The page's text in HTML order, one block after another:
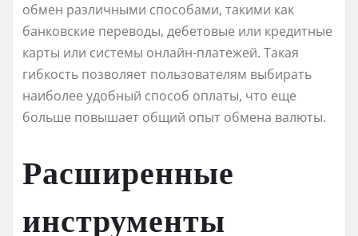
обмен различными способами, такими как
банковские переводы, дебетовые или кредитные
карты или системы онлайн-платежей. Такая
гибкость позволяет пользователям выбирать
наиболее удобный способ оплаты, что еще
больше повышает общий опыт обмена валюты.
Расширенные
инструменты